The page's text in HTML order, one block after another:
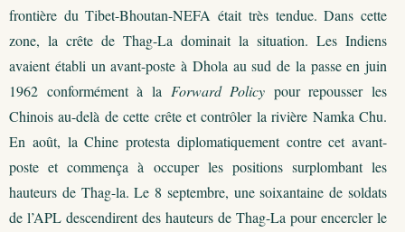
frontière du Tibet-Bhoutan-NEFA était très tendue. Dans cette
zone, la crête de Thag-La dominait la situation. Les Indiens
avaient établi un avant-poste à Dhola au sud de la passe en juin
1962 conformément à la Forward Policy pour repousser les
Chinois au-delà de cette crête et contrôler la rivière Namka Chu.
En août, la Chine protesta diplomatiquement contre cet avant-
poste et commença à occuper les positions surplombant les
hauteurs de Thag-la. Le 8 septembre, une soixantaine de soldats
de l’APL descendirent des hauteurs de Thag-La pour encercler le